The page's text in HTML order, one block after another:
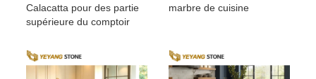
Calacatta pour des partie
supérieure du comptoir
marbre de cuisine